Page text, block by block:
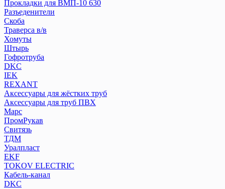
Прокладки для ВМП-10 630
Разъеденители
Скоба
Траверса в/в
Хомуты
Штырь
Гофротруба
DKC
IEK
REXANT
Аксессуары для жёстких труб
Аксессуары для труб ПВХ
Марс
ПромРукав
Свитязь
ТДМ
Уралпласт
EKF
TOKOV ELECTRIC
Кабель-канал
DKC